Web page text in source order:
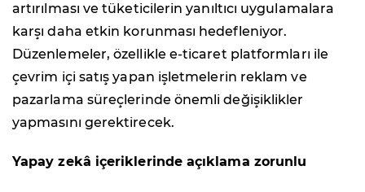
artırılması ve tüketicilerin yanıltıcı uygulamalara
karşı daha etkin korunması hedefleniyor.
Düzenlemeler, özellikle e-ticaret platformları ile
çevrim içi satış yapan işletmelerin reklam ve
pazarlama süreçlerinde önemli değişiklikler
yapmasını gerektirecek.
Yapay zekâ içeriklerinde açıklama zorunlu